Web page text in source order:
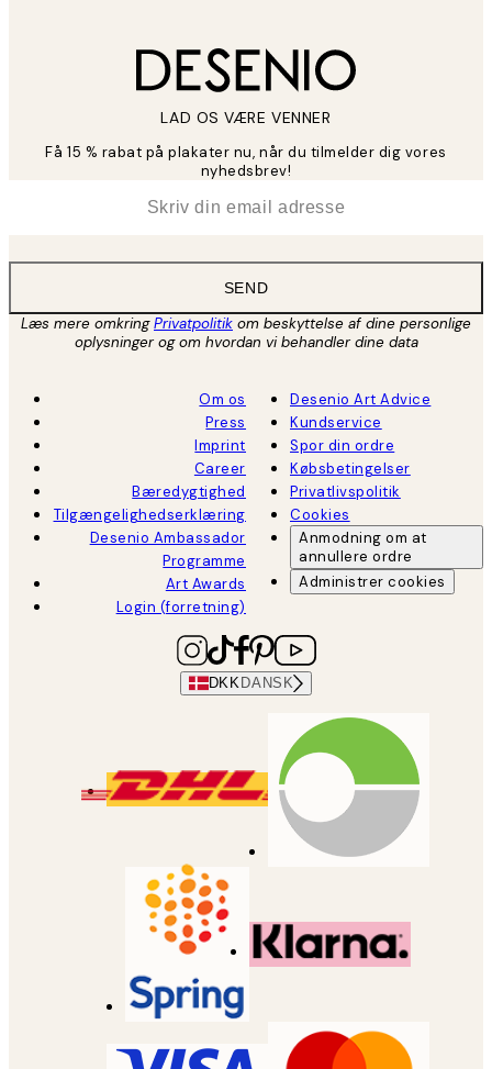
LAD OS VÆRE VENNER
Få 15 % rabat på plakater nu, når du tilmelder dig vores
nyhedsbrev!
SEND
Læs mere omkringPrivatpolitik om beskyttelse af dine personlige
oplysninger og om hvordan vi behandler dine data
Om os
Press
Imprint
Career
Bæredygtighed
Tilgængelighedserklæring
Desenio Ambassador
Programme
Art Awards
Login (forretning)
Desenio Art Advice
Kundservice
Spor din ordre
Købsbetingelser
Privatlivspolitik
Cookies
Anmodning om at
annullere ordre
Administrer cookies
DKK DANSK